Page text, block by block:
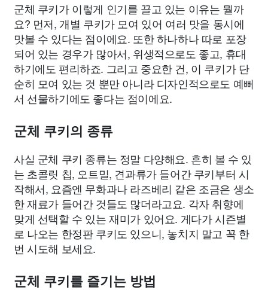
군체 쿠키가 이렇게 인기를 끌고 있는 이유는 뭘까
요? 먼저, 개별 쿠키가 모여 있어 여러 맛을 동시에
맛볼 수 있다는 점이에요. 또한 하나하나 따로 포장
되어 있는 경우가 많아서, 위생적으로도 좋고, 휴대
하기에도 편리하죠. 그리고 중요한 건, 이 쿠키가 단
순히 모여 있는 것 뿐만 아니라 디자인적으로도 예뻐
서 선물하기에도 좋다는 점이에요.
군체 쿠키의 종류
사실 군체 쿠키 종류는 정말 다양해요. 흔히 볼 수 있
는 초콜릿 칩, 오트밀, 견과류가 들어간 쿠키부터 시
작해서, 요즘엔 무화과나 라즈베리 같은 조금은 생소
한 재료가 들어간 것들도 많더라고요. 각자 취향에
맞게 선택할 수 있는 재미가 있어요. 게다가 시즌별
로 나오는 한정판 쿠키도 있으니, 놓치지 말고 꼭 한
번 시도해 보세요.
군체 쿠키를 즐기는 방법